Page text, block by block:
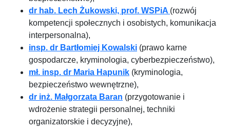
dr hab. Lech Żukowski, prof. WSPiA (rozwój
kompetencji społecznych i osobistych, komunikacja
interpersonalna),
insp. dr Bartłomiej Kowalski (prawo karne
gospodarcze, kryminologia, cyberbezpieczeństwo),
mł. insp. dr Maria Hapunik (kryminologia,
bezpieczeństwo wewnętrzne),
dr inż. Małgorzata Baran (przygotowanie i
wdrożenie strategii personalnej, techniki
organizatorskie i decyzyjne),